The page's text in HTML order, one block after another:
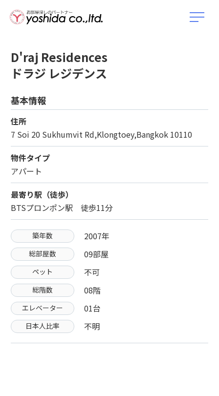
D'raj Residences
ドラジ レジデンス
基本情報
住所
7 Soi 20 Sukhumvit Rd,Klongtoey,Bangkok 10110
物件タイプ
アパート
最寄り駅（徒歩）
BTSプロンポン駅 徒歩11分
築年数 2007年
総部屋数 09部屋
ペット 不可
総階数 08階
エレベーター 01台
日本人比率 不明